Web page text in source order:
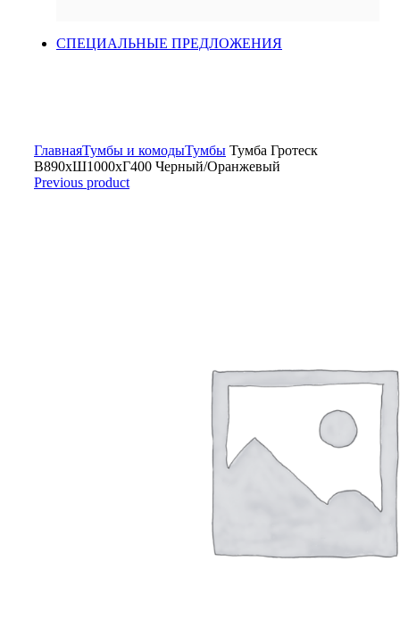
СПЕЦИАЛЬНЫЕ ПРЕДЛОЖЕНИЯ
ГлавнаяТумбы и комодыТумбы Тумба Гротеск
В890хШ1000хГ400 Черный/Оранжевый
Previous product